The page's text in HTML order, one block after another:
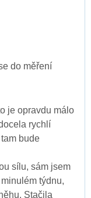
do měření
je opravdu málo
rychlí
bude
sílu, sám jsem
týdnu,
Stačila